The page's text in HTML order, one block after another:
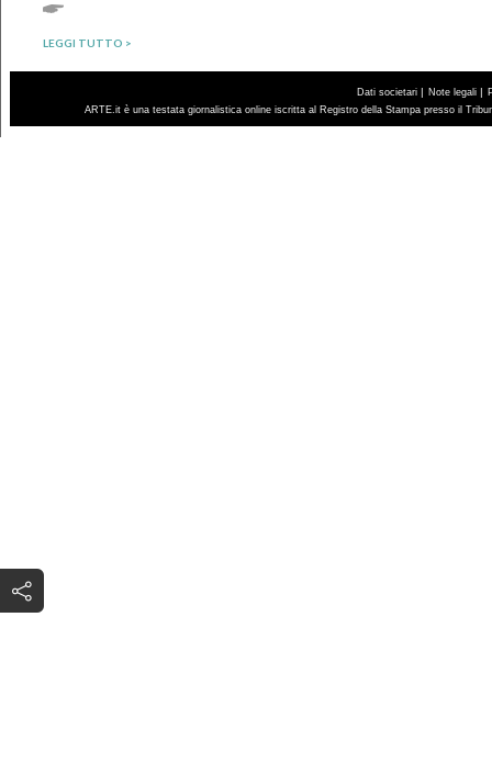
LEGGI TUTTO >
Dati societari | Note legali |
ARTE.it è una testata giornalistica online iscritta al Registro della Stampa presso il